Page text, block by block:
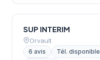
SUP INTERIM
Orvault
6 avis Tél. disponible